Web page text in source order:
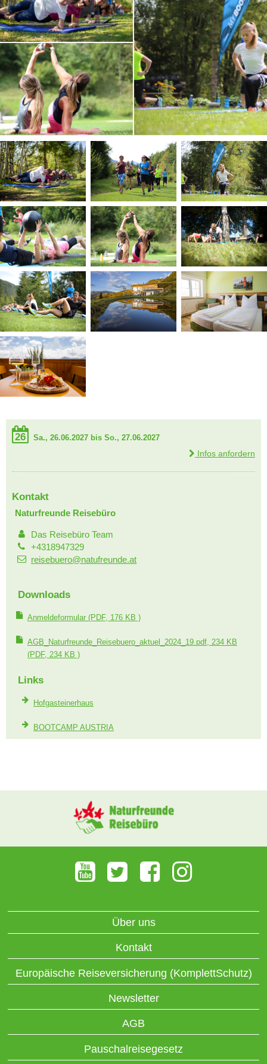
26 Sa., 26.06.2027 bis So., 27.06.2027
Infos anfordern
Kontakt
Naturfreunde Reisebüro
Das Reisebüro Team
+4318947329
reisebuero@natufreunde.at
Downloads
Anmeldeformular (PDF, 176 KB )
AGB_Naturfreunde_Reisebuero_aktuel_2024_19.pdf, 234 KB
(PDF, 234 KB )
Links
Hofgasteinerhaus
BOOTCAMP AUSTRIA
Über uns
Kontakt
Europäische Reiseversicherung (KomplettSchutz)
Newsletter
AGB
Pauschalreisegesetz